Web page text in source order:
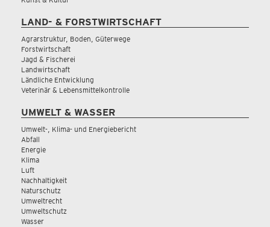
LAND- & FORSTWIRTSCHAFT
Agrarstruktur, Boden, Güterwege
Forstwirtschaft
Jagd & Fischerei
Landwirtschaft
Ländliche Entwicklung
Veterinär & Lebensmittelkontrolle
UMWELT & WASSER
Umwelt-, Klima- und Energiebericht
Abfall
Energie
Klima
Luft
Nachhaltigkeit
Naturschutz
Umweltrecht
Umweltschutz
Wasser